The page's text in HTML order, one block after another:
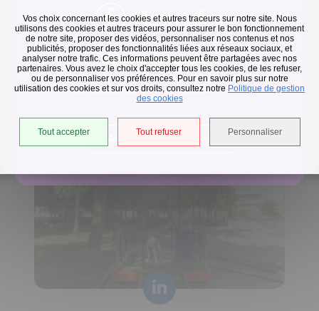
Vos choix concernant les cookies et autres traceurs sur notre site. Nous
utilisons des cookies et autres traceurs pour assurer le bon fonctionnement
de notre site, proposer des vidéos, personnaliser nos contenus et nos
publicités, proposer des fonctionnalités liées aux réseaux sociaux, et
analyser notre trafic. Ces informations peuvent être partagées avec nos
partenaires. Vous avez le choix d'accepter tous les cookies, de les refuser,
ou de personnaliser vos préférences. Pour en savoir plus sur notre
utilisation des cookies et sur vos droits, consultez notre Politique de gestion
des cookies
Tout accepter Tout refuser Personnaliser
Flash infos
Collecte des déchets
En raison des températures, le passage de nos camions
est avancé d'une heure jusqu'au 14 août.
Accéder à l'univers déchets
Horaires de collecte adaptés aux périodes de fortes